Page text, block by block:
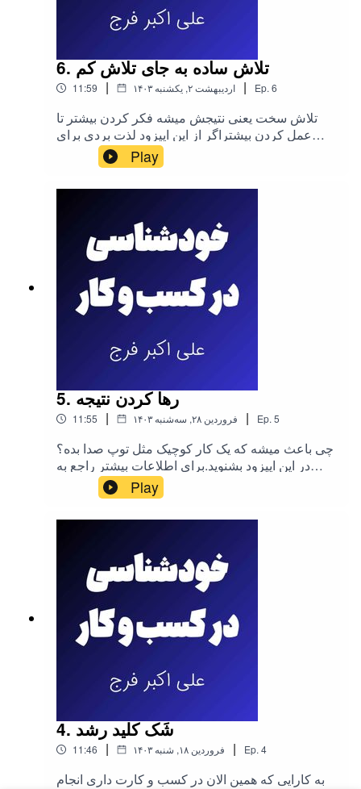
6. تلاش ساده به جای تلاش کم
11:59 | ۱۴۰۳ اردیبهشت ۲, یکشنبه | Ep. 6
تلاش سخت یعنی نتیجش میشه فکر کردن بیشتر تا
عمل کردن بیشتراگر از این اپیزود لذت بردی برای
دوستان درجه یکت ارسال کن که تلاش سادرو
Play
5. رها کردن نتیجه
11:55 | ۱۴۰۳ فروردین ۲۸, سه‌شنبه | Ep. 5
چی باعث میشه که یک کار کوچیک مثل توپ صدا بده؟
در این اپیزود بشنوید.برای اطلاعات بیشتر راجع به
اشتراک همسفر روی لینک زیر کلیک
%B4%D8%AA%D8%B1%D8%A7%DA%A9-
Play
4. شَک کلید رشد
11:46 | ۱۴۰۳ فروردین ۱۸, شنبه | Ep. 4
به کارایی که همین الان در کسب و کارت داری انجام